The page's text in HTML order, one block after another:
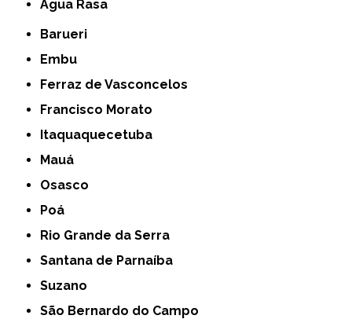
Água Rasa
Barueri
Embu
Ferraz de Vasconcelos
Francisco Morato
Itaquaquecetuba
Mauá
Osasco
Poá
Rio Grande da Serra
Santana de Parnaíba
Suzano
São Bernardo do Campo